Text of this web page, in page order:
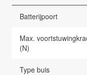
Batterijpoort
Max.
(N)
Type buis